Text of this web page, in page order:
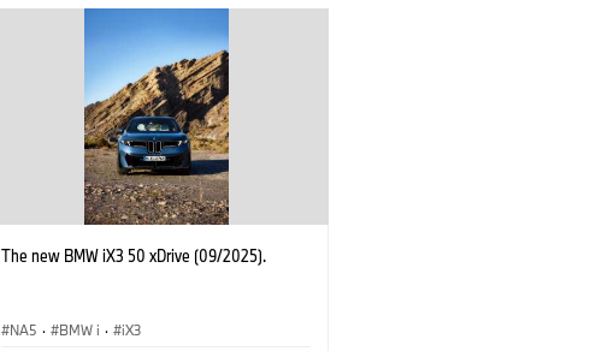
The new BMW iX3 50 xDrive (09/2025).
NA5 · BMW i · iX3